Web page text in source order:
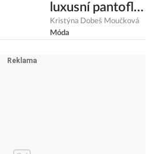
luxusní pantofle:
Co říkáte na
nejvíc trendy
Kristýna Dobeš Moučková
Móda